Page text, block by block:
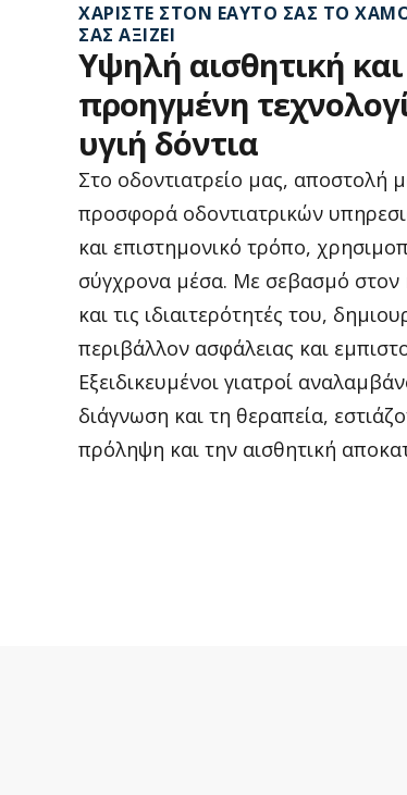
ΧΑΡΊΣΤΕ ΣΤΟΝ ΕΑΥΤΌ ΣΑΣ ΤΟ
ΣΑΣ ΑΞΊΖΕΙ
Υψηλή αισθητική και
προηγμένη
υγιή δόντια
Στο οδοντιατρείο μας, αποστολή
προσφορά οδοντιατρικών
και επιστημονικό τρόπο,
σύγχρονα μέσα. Με σεβασμό στον
και τις ιδιαιτερότητές του,
περιβάλλον ασφάλειας και
Εξειδικευμένοι γιατροί
διάγνωση και τη θεραπεία,
πρόληψη και την αισθητική